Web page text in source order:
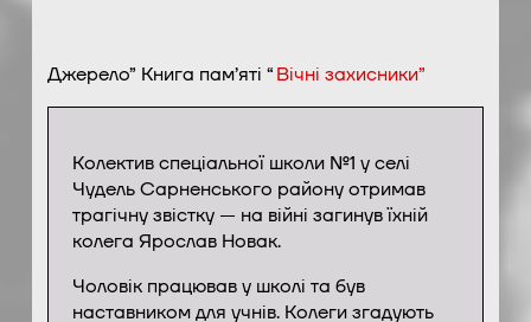
Джерело” Книга пам’яті “Вічні захисники”
Колектив спеціальної школи №1 у селі
Чудель Сарненського району отримав
трагічну звістку — на війні загинув їхній
колега Ярослав Новак.
Чоловік працював у школі та був
наставником для учнів. Колеги згадують